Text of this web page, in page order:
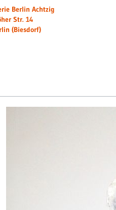
Berlin Achtzig
Str. 14
(Biesdorf)
WITH CAPITAL AND